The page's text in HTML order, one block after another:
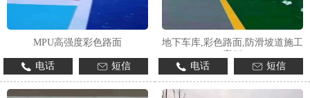
MPU高强度彩色路面
电话 短信
地下车库,彩色路面,防滑坡道施工
电话
短信